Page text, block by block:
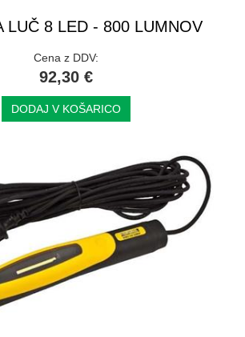
LUČ 8 LED - 800 LUMNOV
Cena z DDV:
92,30 €
DODAJ V KOŠARICO